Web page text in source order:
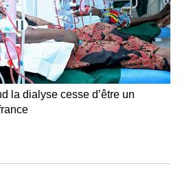
la dialyse cesse d’être un